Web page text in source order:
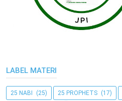
LABEL MATERI
25 NABI (25) 25 PROPHETS (17)